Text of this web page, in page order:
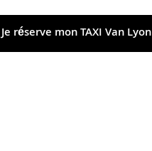
Je réserve mon TAXI Van Lyon